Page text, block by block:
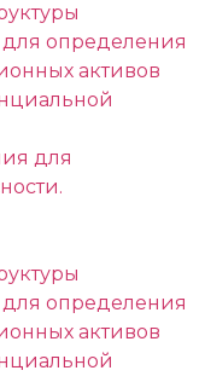
определения
активов
для
определения
активов